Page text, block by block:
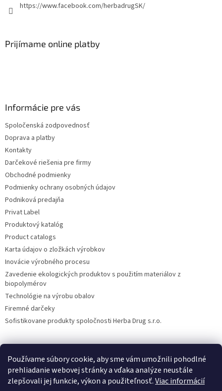
Používame súbory cookie, aby sme vám umožnili pohodlné
prehliadanie webovej stránky a vďaka analýze neustále
zlepšovali jej funkcie, výkon a použiteľnosť.Viac informácií
https://www.facebook.com/herbadrugSK/
Prijímame online platby
Informácie pre vás
Spoločenská zodpovednosť
Doprava a platby
Kontakty
Darčekové riešenia pre firmy
Obchodné podmienky
Podmienky ochrany osobných údajov
Podniková predajňa
Privat Label
Produktový katalóg
Product catalogs
Karta údajov o zložkách výrobkov
Inovácie výrobného procesu
Zavedenie ekologických produktov s použitím materiálov z
biopolymérov
Technológie na výrobu obalov
Firemné darčeky
Sofistikovane produkty spoločnosti Herba Drug s.r.o.
DiXi Carpathia Herbarium Nubian